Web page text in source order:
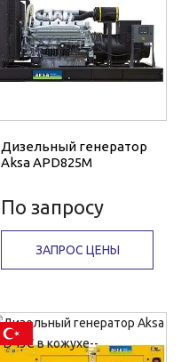
Дизельный генератор
Aksa APD825M
По запросу
ЗАПРОС ЦЕНЫ